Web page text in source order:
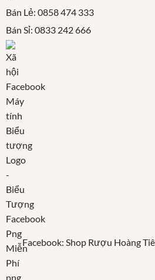
Bán Lẻ: 0858 474 333
Bán Sỉ: 0833 242 666
Facebook: Shop Rượu Hoàng